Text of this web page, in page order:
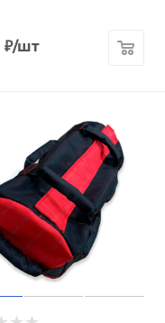
₽/шт